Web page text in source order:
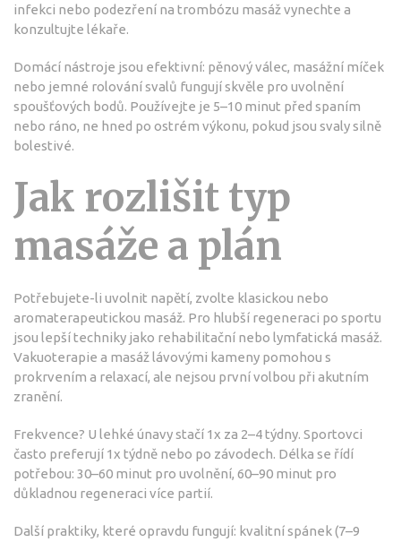
infekci nebo podezření na trombózu masáž vynechte a
konzultujte lékaře.
Domácí nástroje jsou efektivní: pěnový válec, masážní míček
nebo jemné rolování svalů fungují skvěle pro uvolnění
spoušťových bodů. Používejte je 5–10 minut před spaním
nebo ráno, ne hned po ostrém výkonu, pokud jsou svaly silně
bolestivé.
Jak rozlišit typ
masáže a plán
Potřebujete-li uvolnit napětí, zvolte klasickou nebo
aromaterapeutickou masáž. Pro hlubší regeneraci po sportu
jsou lepší techniky jako rehabilitační nebo lymfatická masáž.
Vakuoterapie a masáž lávovými kameny pomohou s
prokrvením a relaxací, ale nejsou první volbou při akutním
zranění.
Frekvence? U lehké únavy stačí 1x za 2–4 týdny. Sportovci
často preferují 1x týdně nebo po závodech. Délka se řídí
potřebou: 30–60 minut pro uvolnění, 60–90 minut pro
důkladnou regeneraci více partií.
Další praktiky, které opravdu fungují: kvalitní spánek (7–9